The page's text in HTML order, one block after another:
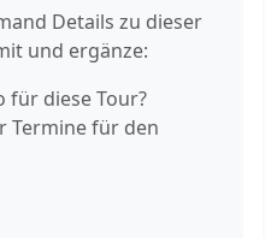
Details zu dieser
und ergänze:
für diese Tour?
Termine für den